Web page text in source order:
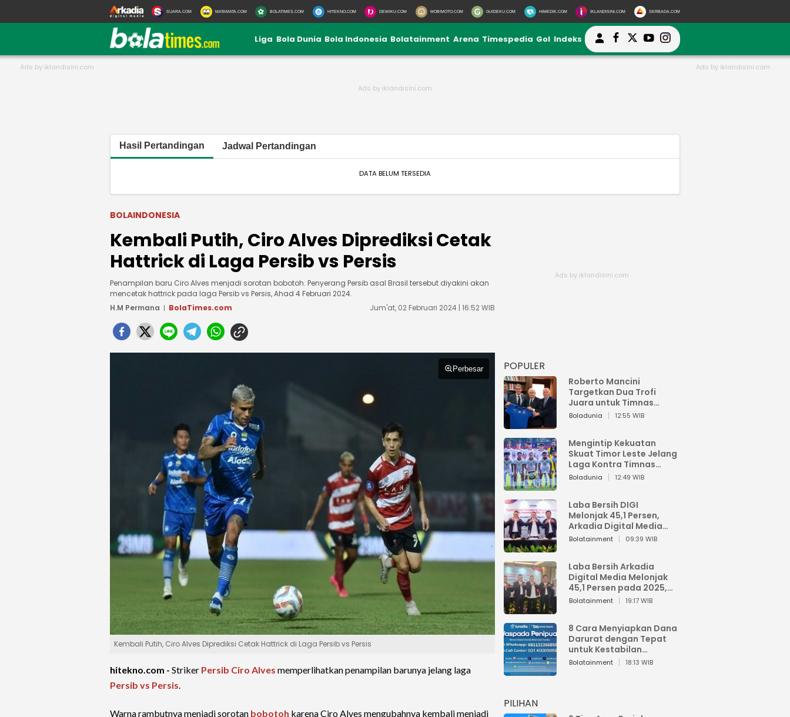
SUARA.COM MATAMATA.COM BOLATIMES.COM HITEKNO.COM DEWIKU.COM MOBIMOTO.COM GUIDEKU.COM HIMEDIK.COM IKLANDISINI.COM SERBADA.COM
Liga Bola Dunia Bola Indonesia Bolatainment Arena Timespedia Gol Indeks
Hasil Pertandingan Jadwal Pertandingan
DATA BELUM TERSEDIA
BOLAINDONESIA
Kembali Putih, Ciro Alves Diprediksi Cetak
Hattrick di Laga Persib vs Persis
Penampilan baru Ciro Alves menjadi sorotan bobotoh. Penyerang Persib asal Brasil tersebut diyakini akan
mencetak hattrick pada laga Persib vs Persis, Ahad 4 Februari 2024.
H.M Permana
BolaTimes.com Jum'at, 02 Februari 2024 | 16:52 WIB
Perbesar
Kembali Putih, Ciro Alves Diprediksi Cetak Hattrick di Laga Persib vs Persis
hitekno.com - Striker Persib Ciro Alves memperlihatkan penampilan barunya jelang laga
Persib vs Persis.
Warna rambutnya menjadi sorotan bobotoh karena Ciro Alves mengubahnya kembali menjadi
POPULER
Roberto Mancini
Targetkan Dua Trofi
Juara untuk Timnas
Italia
Boladunia 12:55 WIB
Mengintip Kekuatan
Skuat Timor Leste Jelang
Laga Kontra Timnas
Indonesia di Piala AFF
Boladunia 12:49 WIB
Laba Bersih DIGI
Melonjak 45,1 Persen,
Arkadia Digital Media
Perkuat Bisnis AI dan
Bolatainment 09:39 WIB
Laba Bersih Arkadia
Digital Media Melonjak
45,1 Persen pada 2025,
Sentuh Rp1,76 Miliar
Bolatainment 19:17 WIB
8 Cara Menyiapkan Dana
Darurat dengan Tepat
untuk Kestabilan
Keuangan
Bolatainment 18:13 WIB
PILIHAN